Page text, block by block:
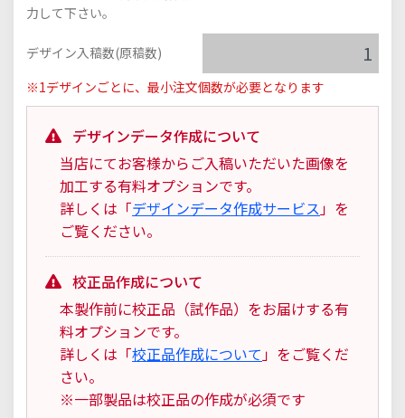
力して下さい。
デザイン入稿数(原稿数)
※1デザインごとに、最小注文個数が必要となります
デザインデータ作成について
当店にてお客様からご入稿いただいた画像を
加工する有料オプションです。
詳しくは「デザインデータ作成サービス 」を
ご覧ください。
校正品作成について
本製作前に校正品（試作品）をお届けする有
料オプションです。
詳しくは「校正品作成について 」をご覧くだ
さい。
※一部製品は校正品の作成が必須です